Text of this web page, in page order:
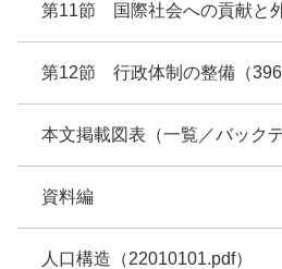
第11節 国際社会への貢献と
第12節 行政体制の整備（396
本文掲載図表（一覧／バックデ
資料編
人口構造（22010101.pdf）